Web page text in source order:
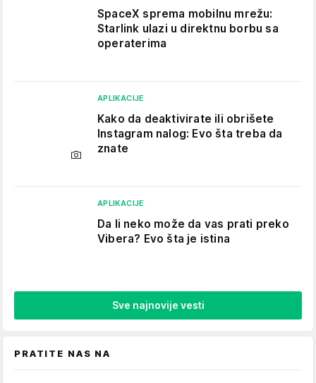
SpaceX sprema mobilnu mrežu:
Starlink ulazi u direktnu borbu sa
operaterima
APLIKACIJE
Kako da deaktivirate ili obrišete
Instagram nalog: Evo šta treba da
znate
APLIKACIJE
Da li neko može da vas prati preko
Vibera? Evo šta je istina
Sve najnovije vesti
PRATITE NAS NA